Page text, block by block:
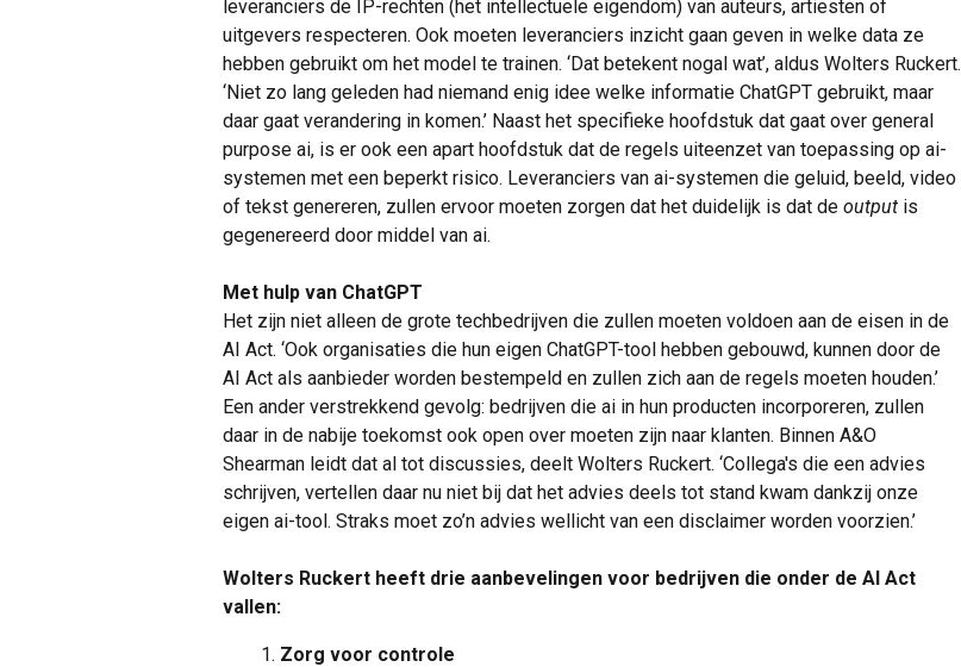
leveranciers de IP-rechten (het intellectuele eigendom) van auteurs, artiesten of
uitgevers respecteren. Ook moeten leveranciers inzicht gaan geven in welke data ze
hebben gebruikt om het model te trainen. ‘Dat betekent nogal wat’, aldus Wolters Ruckert.
‘Niet zo lang geleden had niemand enig idee welke informatie ChatGPT gebruikt, maar
daar gaat verandering in komen.’ Naast het specifieke hoofdstuk dat gaat over general
purpose ai, is er ook een apart hoofdstuk dat de regels uiteenzet van toepassing op ai-
systemen met een beperkt risico. Leveranciers van ai-systemen die geluid, beeld, video
of tekst genereren, zullen ervoor moeten zorgen dat het duidelijk is dat de output is
gegenereerd door middel van ai.
Met hulp van ChatGPT
Het zijn niet alleen de grote techbedrijven die zullen moeten voldoen aan de eisen in de
AI Act. ‘Ook organisaties die hun eigen ChatGPT-tool hebben gebouwd, kunnen door de
AI Act als aanbieder worden bestempeld en zullen zich aan de regels moeten houden.’
Een ander verstrekkend gevolg: bedrijven die ai in hun producten incorporeren, zullen
daar in de nabije toekomst ook open over moeten zijn naar klanten. Binnen A&O
Shearman leidt dat al tot discussies, deelt Wolters Ruckert. ‘Collega's die een advies
schrijven, vertellen daar nu niet bij dat het advies deels tot stand kwam dankzij onze
eigen ai-tool. Straks moet zo’n advies wellicht van een disclaimer worden voorzien.’
Wolters Ruckert heeft drie aanbevelingen voor bedrijven die onder de AI Act
vallen:
Zorg voor controle